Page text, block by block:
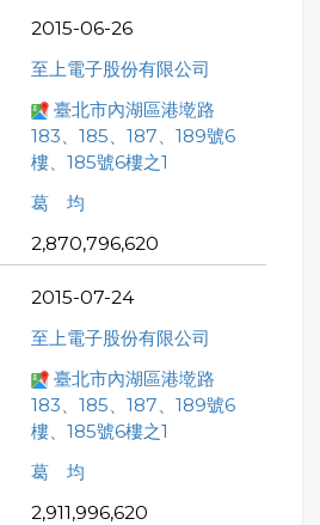
2015-06-26
至上電子股份有限公司
臺北市內湖區港墘路
183、185、187、189號6
樓、185號6樓之1
葛 均
2,870,796,620
2015-07-24
至上電子股份有限公司
臺北市內湖區港墘路
183、185、187、189號6
樓、185號6樓之1
葛 均
2,911,996,620